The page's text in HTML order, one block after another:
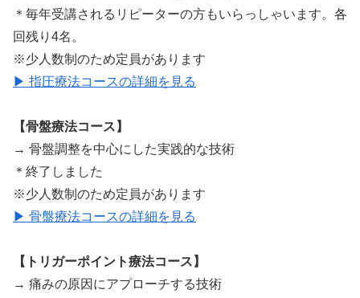
＊毎年受講されるリピーターの方もいらっしゃいます。各
回残り4名。
※少人数制のため定員があります
▶ 指圧療法コースの詳細を見る
【骨盤療法コース】
→ 骨盤調整を中心にした実践的な技術
＊終了しました
※少人数制のため定員があります
▶ 骨盤療法コースの詳細を見る
【トリガーポイント療法コース】
→ 痛みの原因にアプローチする技術